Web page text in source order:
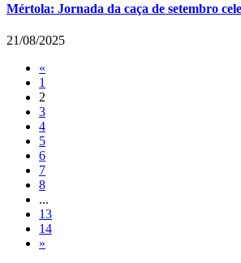
Mértola: Jornada da caça de setembro
21/08/2025
«
1
2
3
4
5
6
7
8
...
13
14
»